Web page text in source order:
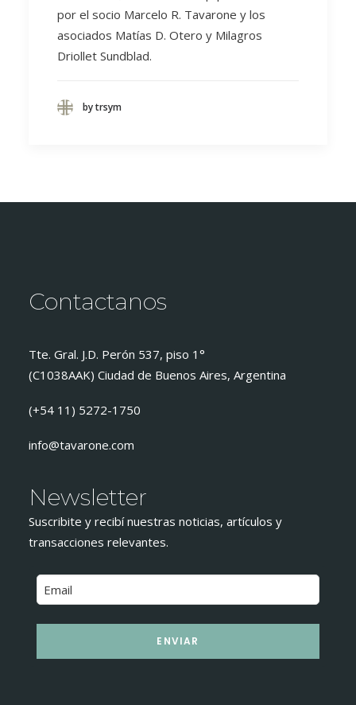
por el socio Marcelo R. Tavarone y los
asociados Matías D. Otero y Milagros
Driollet Sundblad.
by trsym
Contactanos
Tte. Gral. J.D. Perón 537, piso 1°
(C1038AAK) Ciudad de Buenos Aires, Argentina
(+54 11) 5272-1750
info@tavarone.com
Newsletter
Suscribite y recibí nuestras noticias, artículos y
transacciones relevantes.
ENVIAR